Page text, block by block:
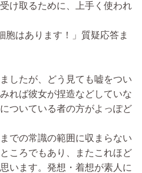
け取るために、上手く使われ
はあります！」質疑応答ま
したが、どう見ても嘘をつい
れば彼女が捏造などしていな
ついている者の方がよっぽど
での常識の範囲に収まらない
ころでもあり、またこれほど
います。発想・着想が素人に